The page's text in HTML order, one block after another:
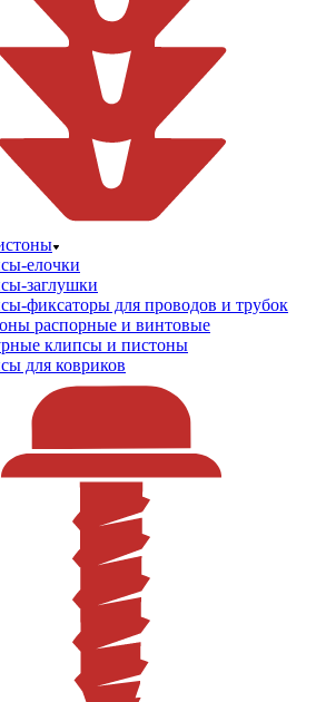
елочки
заглушки
фиксаторы для проводов и трубок
распорные и винтовые
клипсы и пистоны
для ковриков